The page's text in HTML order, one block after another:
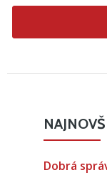
Dobrá